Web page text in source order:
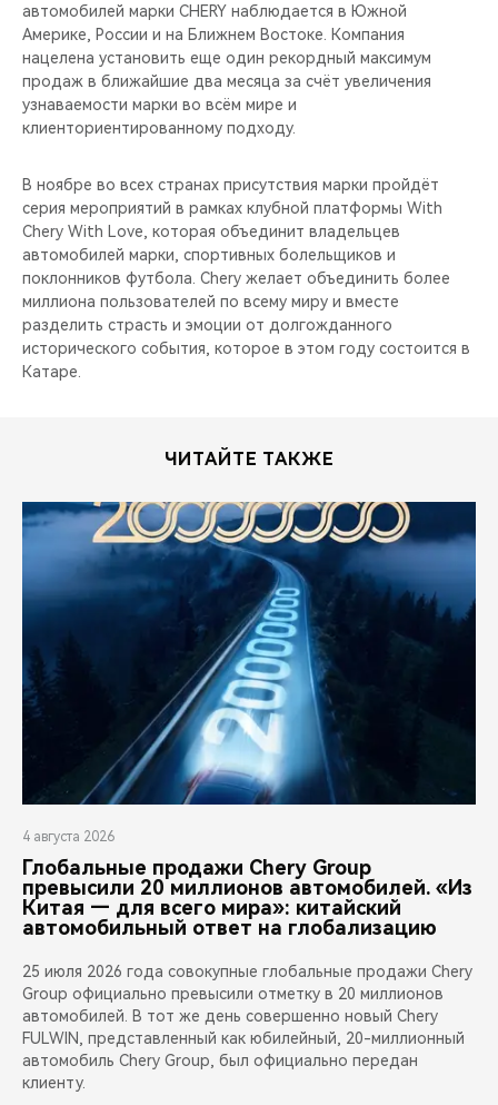
автомобилей марки CHERY наблюдается в Южной
Америке, России и на Ближнем Востоке. Компания
нацелена установить еще один рекордный максимум
продаж в ближайшие два месяца за счёт увеличения
узнаваемости марки во всём мире и
клиенториентированному подходу.
В ноябре во всех странах присутствия марки пройдёт
серия мероприятий в рамках клубной платформы With
Chery With Love, которая объединит владельцев
автомобилей марки, спортивных болельщиков и
поклонников футбола. Chery желает объединить более
миллиона пользователей по всему миру и вместе
разделить страсть и эмоции от долгожданного
исторического события, которое в этом году состоится в
Катаре.
ЧИТАЙТЕ ТАКЖЕ
4 августа 2026
Глобальные продажи Chery Group
превысили 20 миллионов автомобилей. «Из
Китая — для всего мира»: китайский
автомобильный ответ на глобализацию
25 июля 2026 года совокупные глобальные продажи Chery
Group официально превысили отметку в 20 миллионов
автомобилей. В тот же день совершенно новый Chery
FULWIN, представленный как юбилейный, 20-миллионный
автомобиль Chery Group, был официально передан
клиенту.